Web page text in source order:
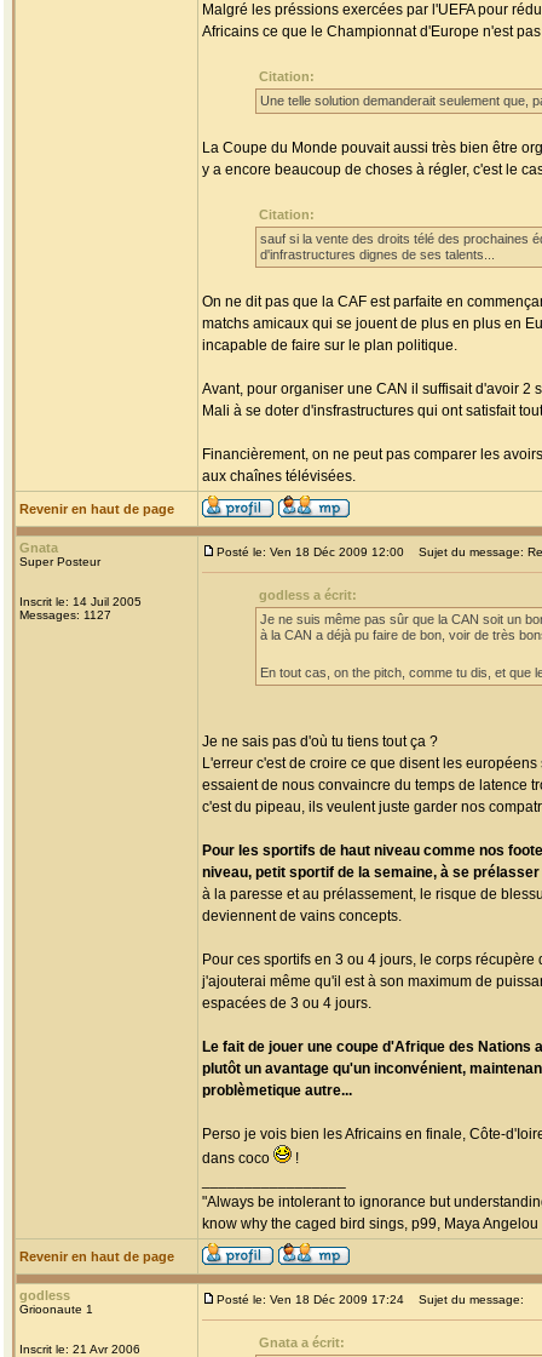
Malgré les préssions exercées par l'UEFA pour
Africains ce que le Championnat d'Europe n'est
Citation:
Une telle solution demanderait seulement que,
La Coupe du Monde pouvait aussi très bien être
y a encore beaucoup de choses à régler, c'est le
Citation:
sauf si la vente des droits télé des prochaines
d'infrastructures dignes de ses talents...
On ne dit pas que la CAF est parfaite en
matchs amicaux qui se jouent de plus en plus en
incapable de faire sur le plan politique.
Avant, pour organiser une CAN il suffisait d'avoir 2
Mali à se doter d'insfrastructures qui ont satisfait
Financièrement, on ne peut pas comparer les
aux chaînes télévisées.
Revenir en haut de page
Gnata
Super Posteur
Inscrit le: 14 Juil 2005
Messages: 1127
Posté le: Ven 18 Déc 2009 12:00 Sujet du message:
godless a écrit:
Je ne suis même pas sûr que la CAN soit un
à la CAN a déjà pu faire de bon, voir de très
En tout cas, on the pitch, comme tu dis, et que
Je ne sais pas d'où tu tiens tout ça ?
L'erreur c'est de croire ce que disent les
essaient de nous convaincre du temps de latence
c'est du pipeau, ils veulent juste garder nos
Pour les sportifs de haut niveau comme nos
niveau, petit sportif de la semaine, à se
à la paresse et au prélassement, le risque de
deviennent de vains concepts.
Pour ces sportifs en 3 ou 4 jours, le corps
j'ajouterai même qu'il est à son maximum de
espacées de 3 ou 4 jours.
Le fait de jouer une coupe d'Afrique des
plutôt un avantage qu'un inconvénient,
problèmetique autre...
Perso je vois bien les Africains en finale, Côte-
dans coco
!
"Always be intolerant to ignorance but
know why the caged bird sings, p99, Maya Angelou
Revenir en haut de page
godless
Grioonaute 1
Inscrit le: 21 Avr 2006
Posté le: Ven 18 Déc 2009 17:24 Sujet du message:
Gnata a écrit: